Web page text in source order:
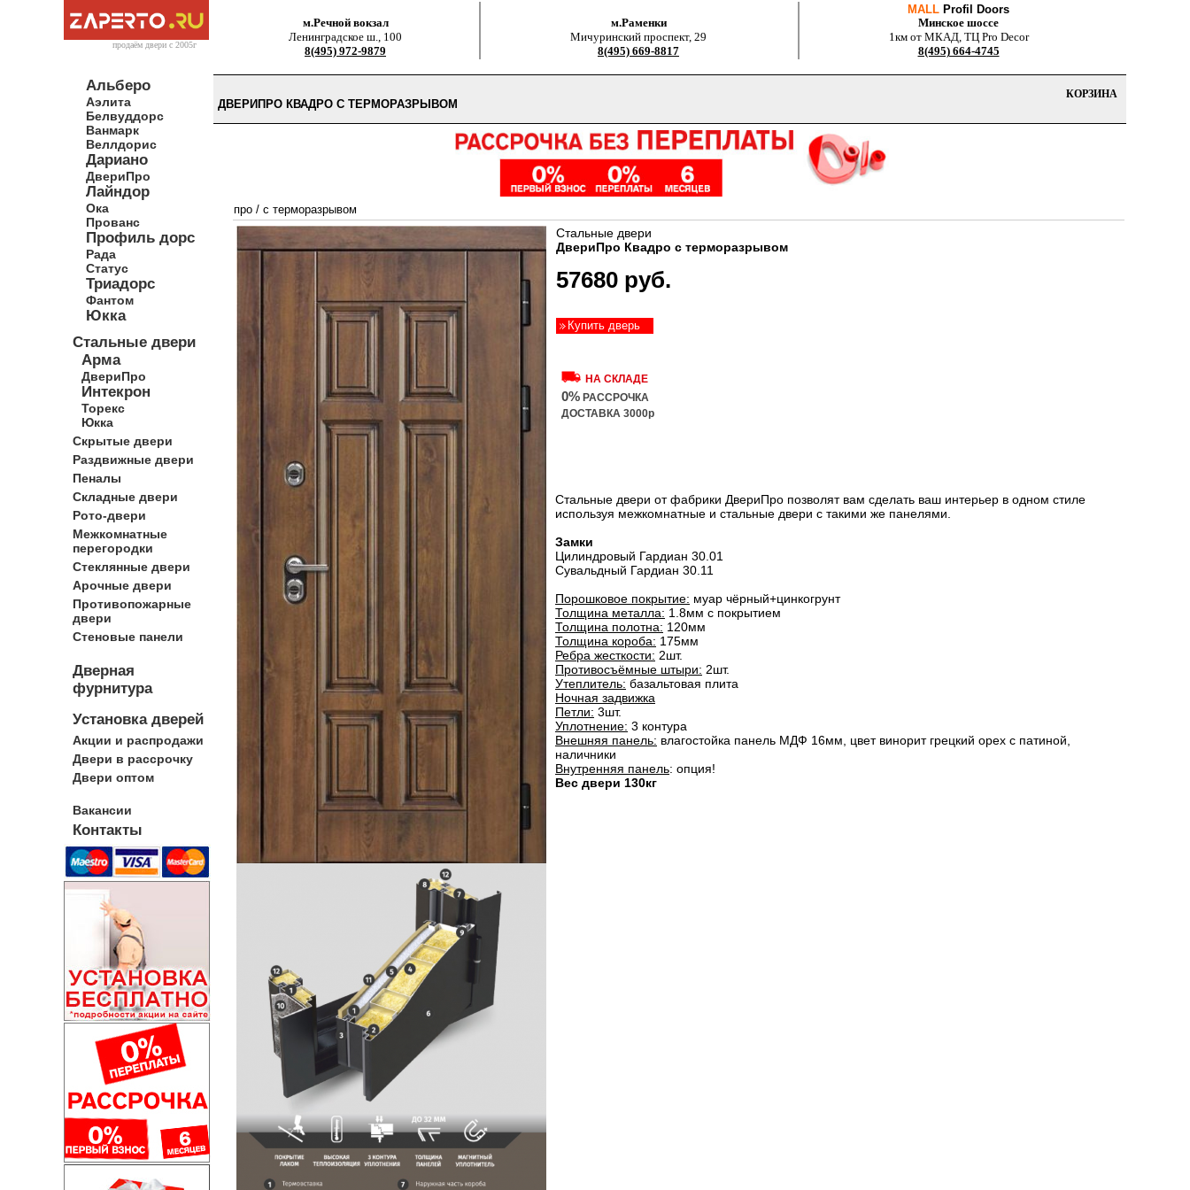
продаём двери c 2005г
Альберо
Аэлита
Белвуддорс
Ванмарк
Веллдорис
Дариано
ДвериПро
Лайндор
Ока
Прованс
Профиль дорс
Рада
Статус
Триадорс
Фантом
Юкка
Стальные двери
Арма
ДвериПро
Интекрон
Торекс
Юкка
Скрытые двери
Раздвижные двери
Пеналы
Складные двери
Рото-двери
Межкомнатные
перегородки
Стеклянные двери
Арочные двери
Противопожарные
двери
Стеновые панели
Дверная
фурнитура
Установка дверей
Акции и распродажи
Двери в рассрочку
Двери оптом
Вакансии
Контакты
м.Речной вокзал
Ленинградское ш., 100
8(495) 972-9879
м.Раменки
Мичуринский проспект, 29
8(495) 669-8817
MALL Profil Doors
Минское шоссе
1км от МКАД, ТЦ Pro Decor
8(495) 664-4745
КОРЗИНА
ДВЕРИПРО КВАДРО С ТЕРМОРАЗРЫВОМ
про / с терморазрывом
Стальные двери
ДвериПро Квадро с терморазрывом
57680 руб.
Купить дверь
НА СКЛАДЕ
0% РАССРОЧКА
ДОСТАВКА 3000р
Стальные двери от фабрики ДвериПро позволят вам сделать ваш интерьер в одном стиле
используя межкомнатные и стальные двери с такими же панелями.
Замки
Цилиндровый Гардиан 30.01
Сувальдный Гардиан 30.11
Порошковое покрытие: муар чёрный+цинкогрунт
Толщина металла: 1.8мм с покрытием
Толщина полотна: 120мм
Толщина короба: 175мм
Ребра жесткости: 2шт.
Противосъёмные штыри: 2шт.
Утеплитель: базальтовая плита
Ночная задвижка
Петли: 3шт.
Уплотнение: 3 контура
Внешняя панель: влагостойка панель МДФ 16мм, цвет винорит грецкий орех с патиной,
наличники
Внутренняя панель: опция!
Вес двери 130кг